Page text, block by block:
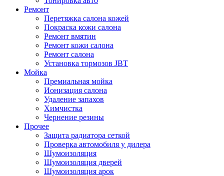
Ремонт
Перетяжка салона кожей
Покраска кожи салона
Ремонт вмятин
Ремонт кожи салона
Ремонт салона
Установка тормозов JBT
Мойка
Премиальная мойка
Ионизация салона
Удаление запахов
Химчистка
Чернение резины
Прочее
Защита радиатора сеткой
Проверка автомобиля у дилера
Шумоизоляция
Шумоизоляция дверей
Шумоизоляция арок